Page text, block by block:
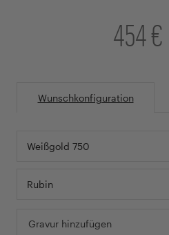
454 €
Wunschkonfiguration
Weißgold 750
Rubin
Gravur hinzufügen